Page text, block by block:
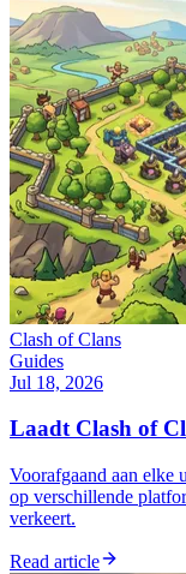
Clash of Clans
Guides
Jul 18, 2026
Laadt Clash of
Voorafgaand aan elke
op verschillende
verkeert.
Read article